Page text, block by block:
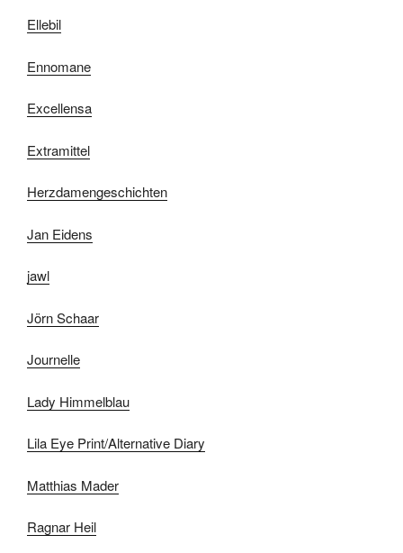
Ellebil
Ennomane
Excellensa
Extramittel
Herzdamengeschichten
Jan Eidens
jawl
Jörn Schaar
Journelle
Lady Himmelblau
Lila Eye Print/Alternative Diary
Matthias Mader
Ragnar Heil